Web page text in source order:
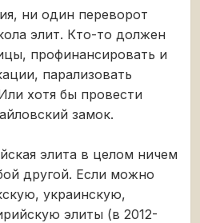
ни один переворот
элит. Кто-то должен
профинансировать и
парализовать
хотя бы провести
замок.
элита в целом ничем
другой. Если можно
украинскую,
элиты (в 2012-